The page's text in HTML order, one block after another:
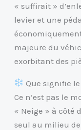
« suffirait »
levier et une
majeure du
exorbitant des
Que signifie
Ce n’est pas le
« Neige » à côté
seul au milieu de